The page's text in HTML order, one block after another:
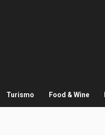
Turismo Food & Wine